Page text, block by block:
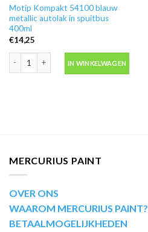
Motip Kompakt 54100 blauw
metallic autolak in spuitbus
400ml
€14,25
IN WINKELWAGEN
MERCURIUS PAINT
OVER ONS
WAAROM MERCURIUS PAINT?
BETAALMOGELIJKHEDEN